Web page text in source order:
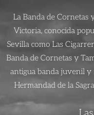
La Banda de Cornetas
Victoria, conocida
Sevilla como Las
Banda de Cornetas y
antigua banda juvenil y
Hermandad de la